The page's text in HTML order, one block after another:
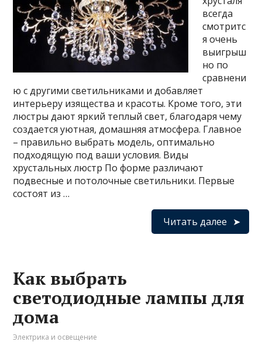
всегда
смотритс
я очень
выигрыш
но по
сравнени
ю с другими светильниками и добавляет
интерьеру изящества и красоты. Кроме того, эти
люстры дают яркий теплый свет, благодаря чему
создается уютная, домашняя атмосфера. Главное
– правильно выбрать модель, оптимально
подходящую под ваши условия. Виды
хрустальных люстр По форме различают
подвесные и потолочные светильники. Первые
состоят из …
Читать далее
Как выбрать
светодиодные лампы для
дома
Электрика и освещение